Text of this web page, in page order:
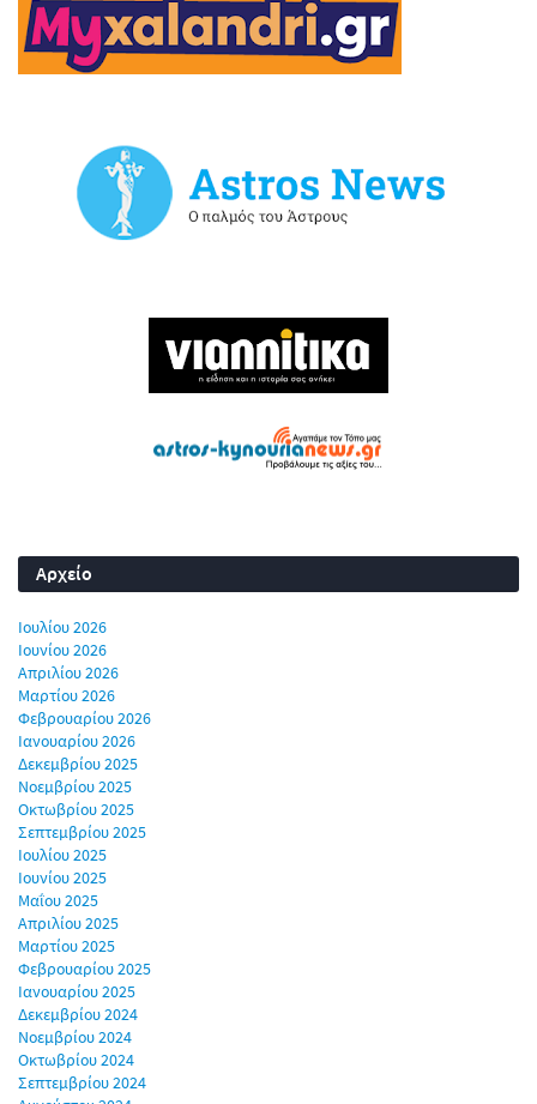
Αρχείο
Ιουλίου 2026
Ιουνίου 2026
Απριλίου 2026
Μαρτίου 2026
Φεβρουαρίου 2026
Ιανουαρίου 2026
Δεκεμβρίου 2025
Νοεμβρίου 2025
Οκτωβρίου 2025
Σεπτεμβρίου 2025
Ιουλίου 2025
Ιουνίου 2025
Μαΐου 2025
Απριλίου 2025
Μαρτίου 2025
Φεβρουαρίου 2025
Ιανουαρίου 2025
Δεκεμβρίου 2024
Νοεμβρίου 2024
Οκτωβρίου 2024
Σεπτεμβρίου 2024